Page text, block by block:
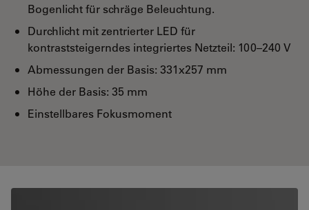
Bogenlicht für schräge Beleuchtung.
Durchlicht mit zentrierter LED für
kontraststeigerndes integriertes Netzteil: 100–240 V
Abmessungen der Basis: 331x257 mm
Höhe der Basis: 35 mm
Einstellbares Fokusmoment